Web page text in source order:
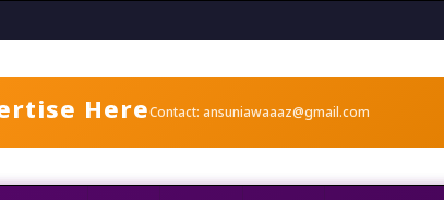
HereContact: ansuniawaaaz@gmail.com